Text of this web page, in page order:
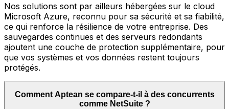
Nos solutions sont par ailleurs hébergées sur le cloud
Microsoft Azure, reconnu pour sa sécurité et sa fiabilité,
ce qui renforce la résilience de votre entreprise. Des
sauvegardes continues et des serveurs redondants
ajoutent une couche de protection supplémentaire, pour
que vos systèmes et vos données restent toujours
protégés.
Comment Aptean se compare-t-il à des concurrents
comme NetSuite ?